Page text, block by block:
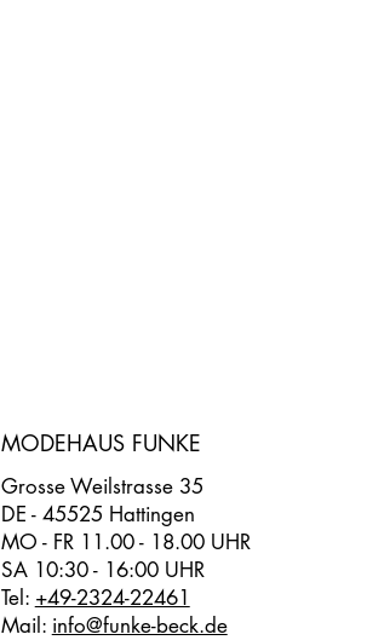
Grosse Weilstrasse 35
DE - 45525 Hattingen
MO - FR 11.00 - 18.00 UHR
SA 10:30 - 16:00 UHR
Tel: +49-2324-22461
Mail: info@funke-beck.de
MODEHAUS FUNKE